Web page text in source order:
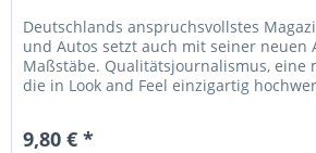
Deutschlands anspruchsvollstes
und Autos setzt auch mit seiner neuen
Maßstäbe. Qualitätsjournalismus, eine
die in Look and Feel einzigartig
9,80 € *